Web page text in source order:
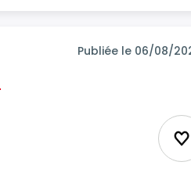
Publiée le 06/08/